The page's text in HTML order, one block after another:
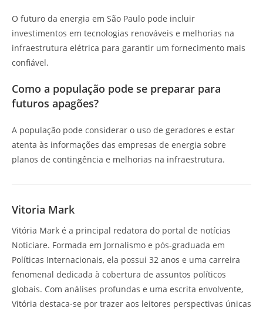
O futuro da energia em São Paulo pode incluir
investimentos em tecnologias renováveis e melhorias na
infraestrutura elétrica para garantir um fornecimento mais
confiável.
Como a população pode se preparar para
futuros apagões?
A população pode considerar o uso de geradores e estar
atenta às informações das empresas de energia sobre
planos de contingência e melhorias na infraestrutura.
Vitoria Mark
Vitória Mark é a principal redatora do portal de notícias
Noticiare. Formada em Jornalismo e pós-graduada em
Políticas Internacionais, ela possui 32 anos e uma carreira
fenomenal dedicada à cobertura de assuntos políticos
globais. Com análises profundas e uma escrita envolvente,
Vitória destaca-se por trazer aos leitores perspectivas únicas